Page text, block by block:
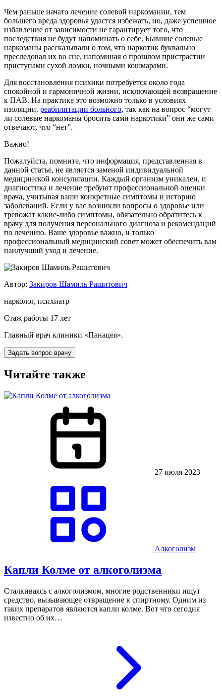
Чем раньше начато лечение солевой наркомании, тем
большего вреда здоровья удастся избежать, но, даже успешное
избавление от зависимости не гарантирует того, что
последствия не будут напоминать о себе. Бывшие солевые
наркоманы рассказывали о том, что наркотик буквально
преследовал их во сне, напоминая о прошлом пристрастии
приступами сухой ломки, ночными кошмарами.
Для восстановления психики потребуется около года
спокойной и гармоничной жизни, исключающей возвращение
к ПАВ. На практике это возможно только в условиях
изоляции, реабилитации больного, так как на вопрос “могут
ли солевые наркоманы бросить сами наркотики” они же сами
отвечают, что “нет”.
Важно!
Пожалуйста, помните, что информация, представленная в
данной статье, не является заменой индивидуальной
медицинской консультации. Каждый организм уникален, и
диагностика и лечение требуют профессиональной оценки
врача, учитывая ваши конкретные симптомы и историю
заболеваний. Если у вас возникли вопросы о здоровье или
тревожат какие-либо симптомы, обязательно обратитесь к
врачу для получения персонального диагноза и рекомендаций
по лечению. Ваше здоровье важно, и только
профессиональный медицинский совет может обеспечить вам
наилучший уход и лечение.
Автор: Закиров Шамиль Рашитович
нарколог, психиатр
Стаж работы 17 лет
Главный врач клиники «Панацея».
Задать вопрос врачу
Читайте также
27 июля 2023
Алкоголизм
Капли Колме от алкоголизма
Сталкиваясь с алкоголизмом, многие родственники ищут
средство, вызывающее отвращение к спиртному. Одним из
таких препаратов являются капли колме. Вот что сегодня
известно об их…